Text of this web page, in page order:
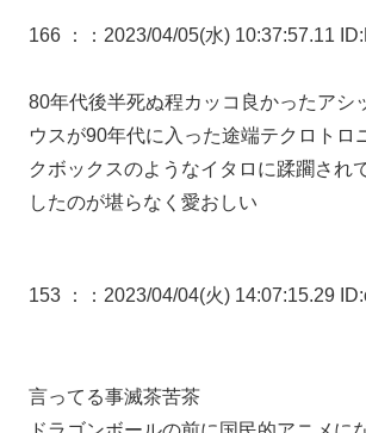
166 ： ：2023/04/05(水) 10:37:57.11
80年代後半死ぬ程カッコ良かったアシ
ウスが90年代に入った途端テクロトロ
クボックスのようなイタロに蹂躙され
したのが堪らなく愛おしい
153 ： ：2023/04/04(火) 14:07:15.29
言ってる事滅茶苦茶